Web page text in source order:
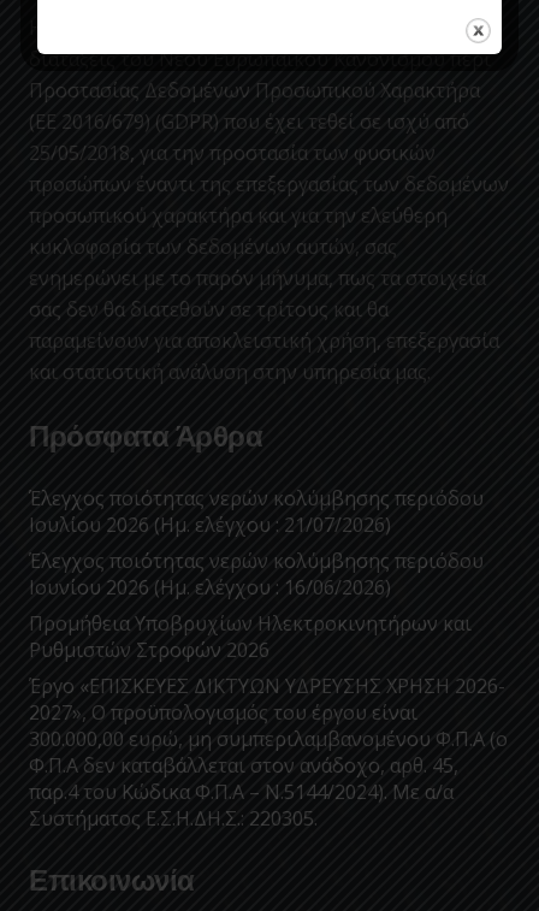
Η ΔΕΥΑΚ ενσωματώνοντας στον κανονισμο της, τις
διατάξεις του Νέου Ευρωπαϊκού Κανονισμού περί
Προστασίας Δεδομένων Προσωπικού Χαρακτήρα
(ΕΕ 2016/679) (GDPR) που έχει τεθεί σε ισχύ από
25/05/2018, για την προστασία των φυσικών
προσώπων έναντι της επεξεργασίας των δεδομένων
προσωπικού χαρακτήρα και για την ελεύθερη
κυκλοφορία των δεδομένων αυτών, σας
ενημερώνει με το παρόν μήνυμα, πως τα στοιχεία
σας δεν θα διατεθούν σε τρίτους και θα
παραμείνουν για αποκλειστική χρήση, επεξεργασία
και στατιστική ανάλυση στην υπηρεσία μας.
Πρόσφατα Άρθρα
Έλεγχος ποιότητας νερών κολύμβησης περιόδου
Ιουλίου 2026 (Ημ. ελέγχου : 21/07/2026)
Έλεγχος ποιότητας νερών κολύμβησης περιόδου
Ιουνίου 2026 (Ημ. ελέγχου : 16/06/2026)
Προμήθεια Υποβρυχίων Ηλεκτροκινητήρων και
Ρυθμιστών Στροφών 2026
Έργο «ΕΠΙΣΚΕΥΕΣ ΔΙΚΤΥΩΝ ΥΔΡΕΥΣΗΣ ΧΡΗΣΗ 2026-
2027», Ο προϋπολογισμός του έργου είναι
300.000,00 ευρώ, μη συμπεριλαμβανομένου Φ.Π.Α (ο
Φ.Π.Α δεν καταβάλλεται στον ανάδοχο, αρθ. 45,
παρ.4 του Κώδικα Φ.Π.Α – Ν.5144/2024). Με α/α
Συστήματος Ε.Σ.Η.ΔΗ.Σ.: 220305.
Επικοινωνία